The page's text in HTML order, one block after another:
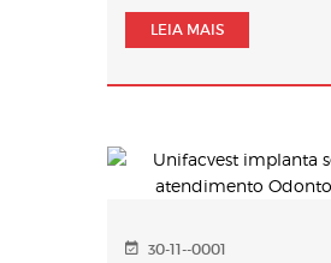
LEIA MAIS
30-11--0001